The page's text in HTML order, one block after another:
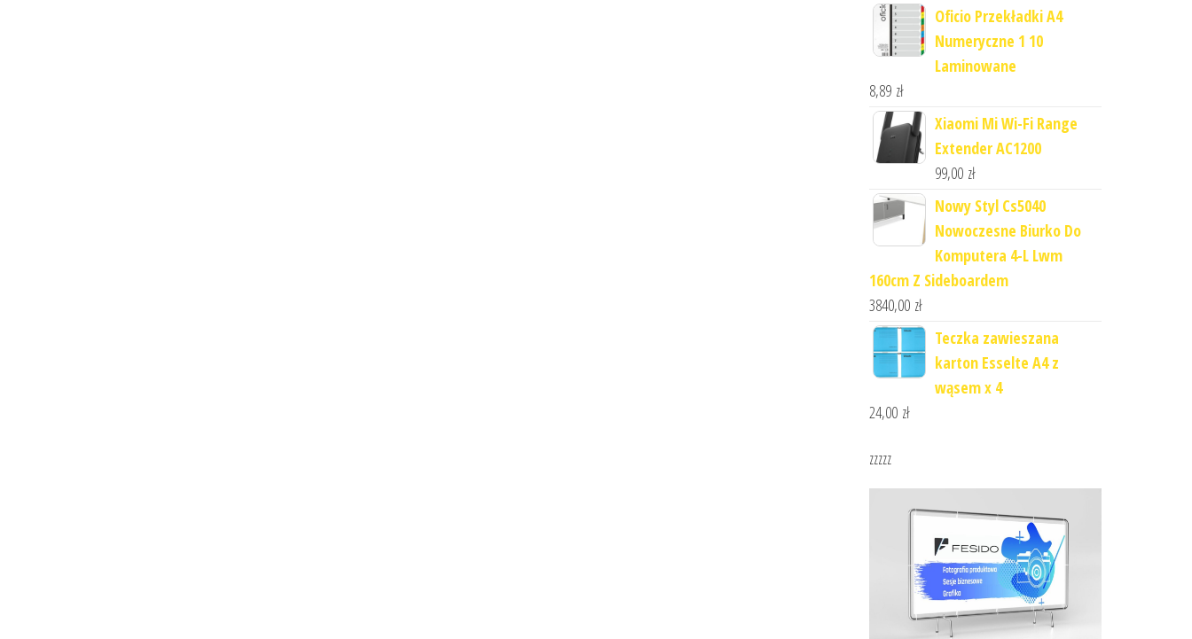
Oficio Przekładki A4
Numeryczne 1 10
Laminowane
8,89 zł
Xiaomi Mi Wi-Fi Range
Extender AC1200
99,00 zł
Nowy Styl Cs5040
Nowoczesne Biurko Do
Komputera 4-L Lwm
160cm Z Sideboardem
3840,00 zł
Teczka zawieszana
karton Esselte A4 z
wąsem x 4
24,00 zł
zzzzz